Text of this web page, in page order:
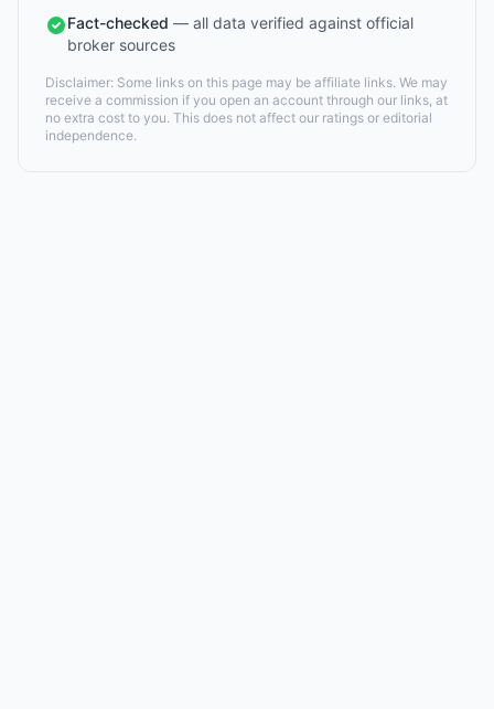
Fact-checked — all data verified against official
broker sources
Disclaimer: Some links on this page may be affiliate links. We may
receive a commission if you open an account through our links, at
no extra cost to you. This does not affect our ratings or editorial
independence.